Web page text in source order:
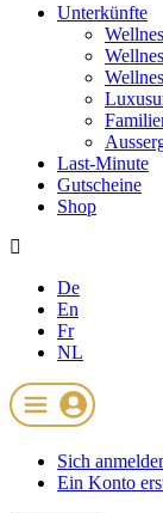
Unterkünfte
Last-Minute
Gutscheine
Shop
De
En
Fr
NL
Sich
Ein Konto